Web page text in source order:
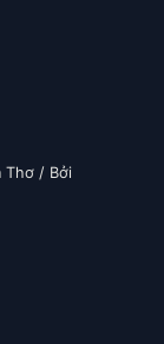
Thơ / Bởi